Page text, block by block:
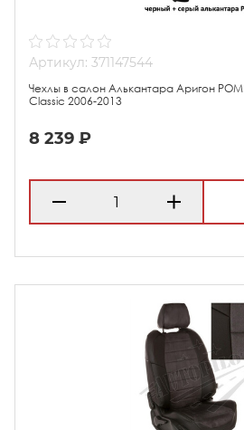
Артикул: 371147544
Чехлы в салон Алькантара Аригон
Classic 2006-2013
8 239 ₽